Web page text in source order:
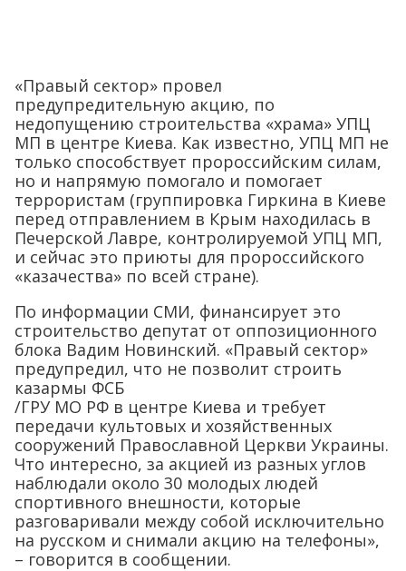
«Правый сектор» провел
предупредительную акцию, по
недопущению строительства «храма» УПЦ
МП в центре Киева. Как известно, УПЦ МП не
только способствует пророссийским силам,
но и напрямую помогало и помогает
террористам (группировка Гиркина в Киеве
перед отправлением в Крым находилась в
Печерской Лавре, контролируемой УПЦ МП,
и сейчас это приюты для пророссийского
«казачества» по всей стране).
По информации СМИ, финансирует это
строительство депутат от оппозиционного
блока Вадим Новинский. «Правый сектор»
предупредил, что не позволит строить
казармы ФСБ
/ГРУ МО РФ в центре Киева и требует
передачи культовых и хозяйственных
сооружений Православной Церкви Украины.
Что интересно, за акцией из разных углов
наблюдали около 30 молодых людей
спортивного внешности, которые
разговаривали между собой исключительно
на русском и снимали акцию на телефоны»,
– говорится в сообщении.